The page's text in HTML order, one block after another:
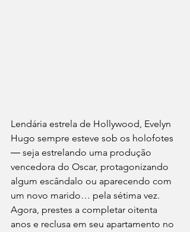
Lendária estrela de Hollywood, Evelyn
Hugo sempre esteve sob os holofotes
― seja estrelando uma produção
vencedora do Oscar, protagonizando
algum escândalo ou aparecendo com
um novo marido… pela sétima vez.
Agora, prestes a completar oitenta
anos e reclusa em seu apartamento no